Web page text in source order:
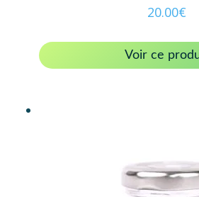
20.00€
Voir ce